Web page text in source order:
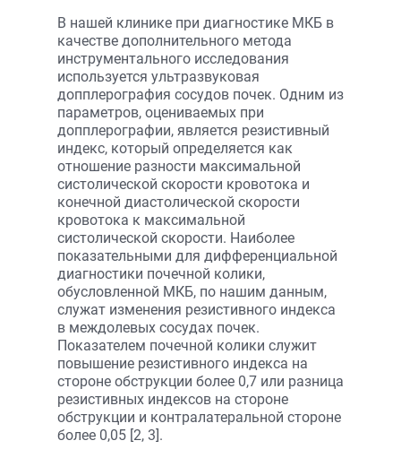
В нашей клинике при диагностике МКБ в
качестве дополнительного метода
инструментального исследования
используется ультразвуковая
допплерография сосудов почек. Одним из
параметров, оцениваемых при
допплерографии, является резистивный
индекс, который определяется как
отношение разности максимальной
систолической скорости кровотока и
конечной диастолической скорости
кровотока к максимальной
систолической скорости. Наиболее
показательными для дифференциальной
диагностики почечной колики,
обусловленной МКБ, по нашим данным,
служат изменения резистивного индекса
в междолевых сосудах почек.
Показателем почечной колики служит
повышение резистивного индекса на
стороне обструкции более 0,7 или разница
резистивных индексов на стороне
обструкции и контралатеральной стороне
более 0,05 [2, 3].